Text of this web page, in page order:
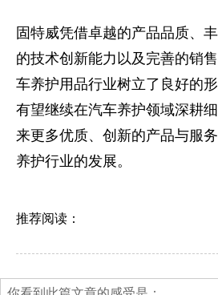
固特威凭借卓越的产品品质、
的技术创新能力以及完善的销
车养护用品行业树立了良好的
有望继续在汽车养护领域深耕
来更多优质、创新的产品与服
养护行业的发展。
推荐阅读：